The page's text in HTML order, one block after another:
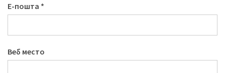
Е-пошта *
Веб место